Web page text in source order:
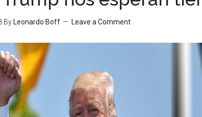
By Leonardo Boff Leave a Comment